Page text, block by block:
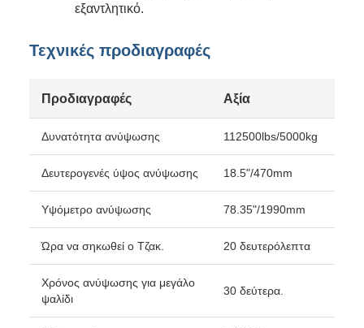
εξαντλητικό.
Τεχνικές προδιαγραφές
Προδιαγραφές Αξία
Δυνατότητα ανύψωσης 112500lbs/5000kg
Δευτερογενές ύψος ανύψωσης 18.5"/470mm
Υψόμετρο ανύψωσης 78.35"/1990mm
Ώρα να σηκωθεί ο Τζακ. 20 δευτερόλεπτα
Χρόνος ανύψωσης για μεγάλο
ψαλίδι
30 δεύτερα.